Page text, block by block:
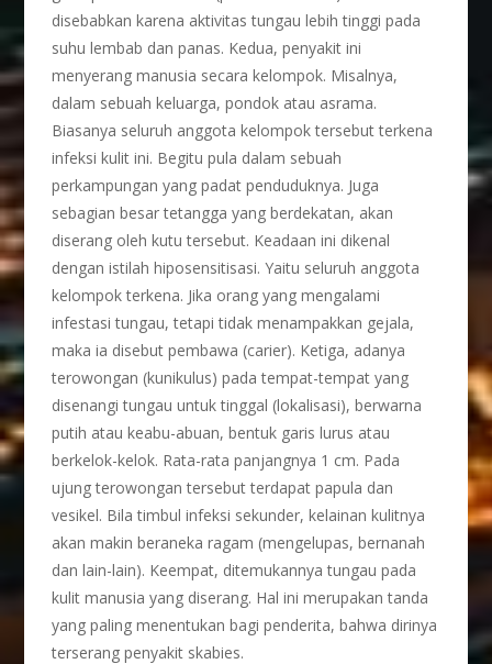
disebabkan karena aktivitas tungau lebih tinggi pada
suhu lembab dan panas. Kedua, penyakit ini
menyerang manusia secara kelompok. Misalnya,
dalam sebuah keluarga, pondok atau asrama.
Biasanya seluruh anggota kelompok tersebut terkena
infeksi kulit ini. Begitu pula dalam sebuah
perkampungan yang padat penduduknya. Juga
sebagian besar tetangga yang berdekatan, akan
diserang oleh kutu tersebut. Keadaan ini dikenal
dengan istilah hiposensitisasi. Yaitu seluruh anggota
kelompok terkena. Jika orang yang mengalami
infestasi tungau, tetapi tidak menampakkan gejala,
maka ia disebut pembawa (carier). Ketiga, adanya
terowongan (kunikulus) pada tempat-tempat yang
disenangi tungau untuk tinggal (lokalisasi), berwarna
putih atau keabu-abuan, bentuk garis lurus atau
berkelok-kelok. Rata-rata panjangnya 1 cm. Pada
ujung terowongan tersebut terdapat papula dan
vesikel. Bila timbul infeksi sekunder, kelainan kulitnya
akan makin beraneka ragam (mengelupas, bernanah
dan lain-lain). Keempat, ditemukannya tungau pada
kulit manusia yang diserang. Hal ini merupakan tanda
yang paling menentukan bagi penderita, bahwa dirinya
terserang penyakit skabies.